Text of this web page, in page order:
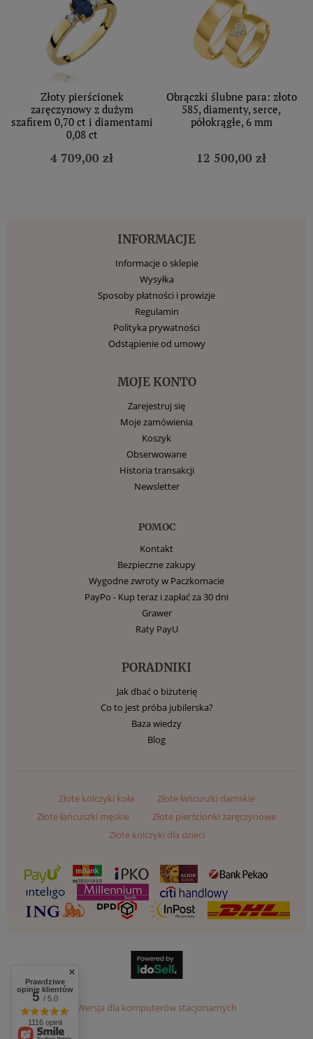
Złoty pierścionek
zaręczynowy z dużym
szafirem 0,70 ct i diamentami
0,08 ct
4 709,00 zł
Obrączki ślubne para: złoto
585, diamenty, serce,
półokrągłe, 6 mm
12 500,00 zł
INFORMACJE
Informacje o sklepie
Wysyłka
Sposoby płatności i prowizje
Regulamin
Polityka prywatności
Odstąpienie od umowy
MOJE KONTO
Zarejestruj się
Moje zamówienia
Koszyk
Obserwowane
Historia transakcji
Newsletter
POMOC
Kontakt
Bezpieczne zakupy
Wygodne zwroty w Paczkomacie
PayPo - Kup teraz i zapłać za 30 dni
Grawer
Raty PayU
PORADNIKI
Jak dbać o biżuterię
Co to jest próba jubilerska?
Baza wiedzy
Blog
Złote kolczyki koła
Złote łańcuszki damskie
Złote łańcuszki męskie
Złote pierścionki zaręczynowe
Złote kolczyki dla dzieci
Wersja dla komputerów stacjonarnych
Prawdziwe
opinie klientów
5/ 5.0
1116 opinii